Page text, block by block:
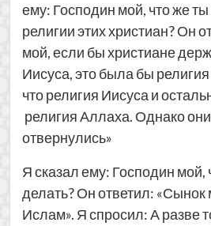
ему: Господин мой, что же
религии этих христиан? Он
мой, если бы христиане
Иисуса, это была бы
что религия Иисуса и
религия Аллаха. Однако
отвернулись»
Я сказал ему: Господин мой,
делать? Он ответил:
Ислам». Я спросил: А разве